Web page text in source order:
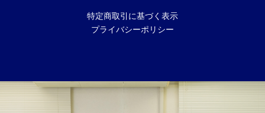
特定商取引に基づく表示
プライバシーポリシー